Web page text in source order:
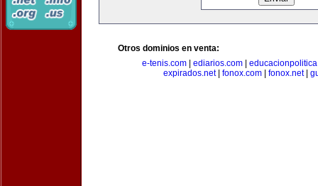
Otros dominios en venta:
e-tenis.com
ediarios.com
expirados.net| fonox.com fonox.net|